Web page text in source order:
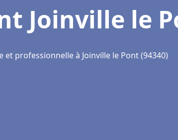
Joinville le
professionnelle à Joinville le Pont (94340)